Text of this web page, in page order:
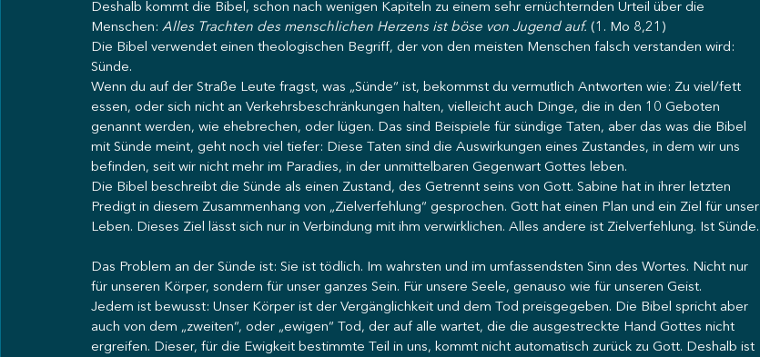
Deshalb kommt die Bibel, schon nach wenigen Kapiteln zu einem sehr ernüchternden Urteil über die
Menschen: Alles Trachten des menschlichen Herzens ist böse von Jugend auf. (1. Mo 8,21)
Die Bibel verwendet einen theologischen Begriff, der von den meisten Menschen falsch verstanden wird:
Sünde.
Wenn du auf der Straße Leute fragst, was „Sünde“ ist, bekommst du vermutlich Antworten wie: Zu viel/fett
essen, oder sich nicht an Verkehrsbeschränkungen halten, vielleicht auch Dinge, die in den 10 Geboten
genannt werden, wie ehebrechen, oder lügen. Das sind Beispiele für sündige Taten, aber das was die Bibel
mit Sünde meint, geht noch viel tiefer: Diese Taten sind die Auswirkungen eines Zustandes, in dem wir uns
befinden, seit wir nicht mehr im Paradies, in der unmittelbaren Gegenwart Gottes leben.
Die Bibel beschreibt die Sünde als einen Zustand, des Getrennt seins von Gott. Sabine hat in ihrer letzten
Predigt in diesem Zusammenhang von „Zielverfehlung“ gesprochen. Gott hat einen Plan und ein Ziel für unser
Leben. Dieses Ziel lässt sich nur in Verbindung mit ihm verwirklichen. Alles andere ist Zielverfehlung. Ist Sünde.
Das Problem an der Sünde ist: Sie ist tödlich. Im wahrsten und im umfassendsten Sinn des Wortes. Nicht nur
für unseren Körper, sondern für unser ganzes Sein. Für unsere Seele, genauso wie für unseren Geist.
Jedem ist bewusst: Unser Körper ist der Vergänglichkeit und dem Tod preisgegeben. Die Bibel spricht aber
auch von dem „zweiten“, oder „ewigen“ Tod, der auf alle wartet, die die ausgestreckte Hand Gottes nicht
ergreifen. Dieser, für die Ewigkeit bestimmte Teil in uns, kommt nicht automatisch zurück zu Gott. Deshalb ist